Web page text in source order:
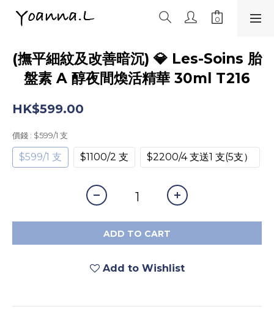
(撫平細紋及改善暗沉) 💎 Les-Soins 胎
盤素 A 醇夜間煥活精華 30ml T216
HK$599.00
價錢 : $599/1 支
$599/1 支 $1100/2 支 $2200/4 支送1 支(5支）
ADD TO CART
Add to Wishlist